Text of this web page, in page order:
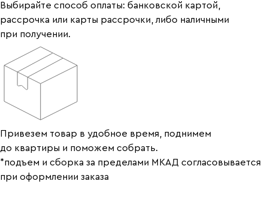
Выбирайте способ оплаты: банковской картой,
рассрочка или карты рассрочки, либо наличными
при получении.
Привезем товар в удобное время, поднимем
до квартиры и поможем собрать.
*подъем и сборка за пределами МКАД согласовывается
при оформлении заказа